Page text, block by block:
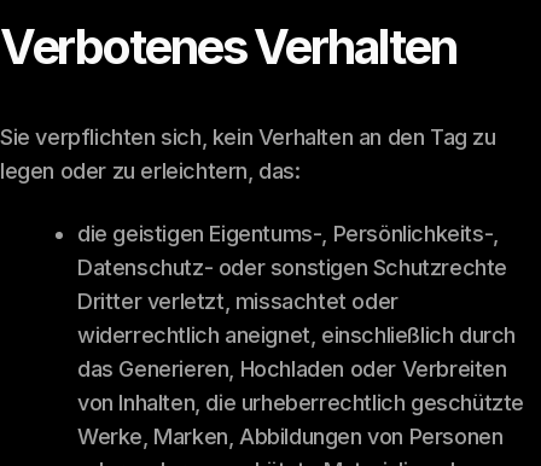
Verbotenes Verhalten
Sie verpflichten sich, kein Verhalten an den Tag zu
legen oder zu erleichtern, das:
die geistigen Eigentums-, Persönlichkeits-,
Datenschutz- oder sonstigen Schutzrechte
Dritter verletzt, missachtet oder
widerrechtlich aneignet, einschließlich durch
das Generieren, Hochladen oder Verbreiten
von Inhalten, die urheberrechtlich geschützte
Werke, Marken, Abbildungen von Personen